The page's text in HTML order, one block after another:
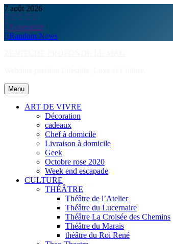
Skip
to
content
7 août 2026
Newsletter
Random News
Menu
ART DE VIVRE
Décoration
cadeaux
Chef à domicile
Livraison à domicile
Geek
Octobre rose 2020
Week end escapade
CULTURE
THÉÂTRE
Théâtre de l’Atelier
Théâtre du Lucernaire
Théâtre La Croisée des Chemins
Théâtre du Marais
théâtre du Roi René